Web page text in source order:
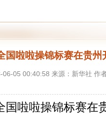
国啦啦操锦标赛在贵州
06-05 00:40:58 来源：新华社 作
啦啦操锦标赛在